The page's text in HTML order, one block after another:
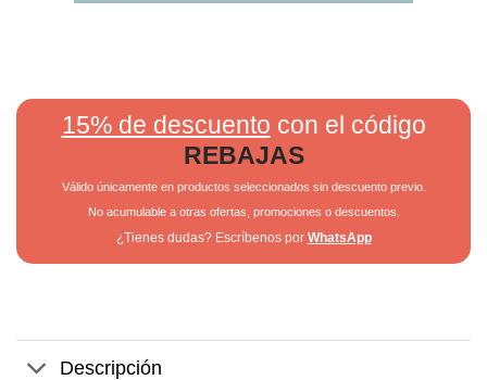
15% de descuento con el código
REBAJAS
Válido únicamente en productos seleccionados sin descuento previo.
No acumulable a otras ofertas, promociones o descuentos.
¿Tienes dudas? Escríbenos por WhatsApp
Descripción